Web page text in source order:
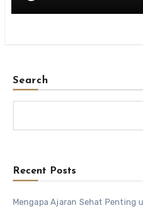
Search
Recent Posts
Mengapa Ajaran Sehat Penting